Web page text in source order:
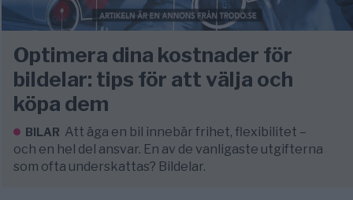
Optimera dina kostnader för
bildelar: tips för att välja och
köpa dem
BILAR Att äga en bil innebär frihet, flexibilitet –
och en hel del ansvar. En av de vanligaste utgifterna
som ofta underskattas? Bildelar.